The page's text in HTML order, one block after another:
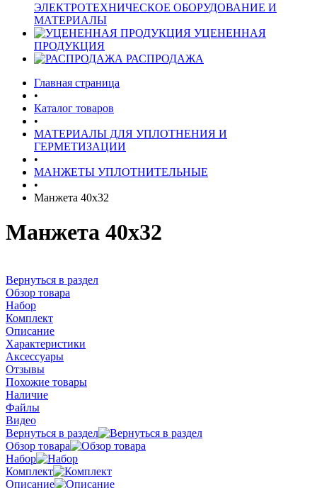
ЭЛЕКТРОТЕХНИЧЕСКОЕ ОБОРУДОВАНИЕ И
МАТЕРИАЛЫ
УЦЕНЕННАЯ
ПРОДУКЦИЯ
РАСПРОДАЖА
Главная страница
•
Каталог товаров
•
МАТЕРИАЛЫ ДЛЯ УПЛОТНЕНИЯ И
ГЕРМЕТИЗАЦИИ
•
МАНЖЕТЫ УПЛОТНИТЕЛЬНЫЕ
•
Манжета 40х32
Манжета 40х32
Вернуться в раздел
Обзор товара
Набор
Комплект
Описание
Характеристики
Аксессуары
Отзывы
Похожие товары
Наличие
Файлы
Видео
Вернуться в раздел
Обзор товара
Набор
Комплект
Описание